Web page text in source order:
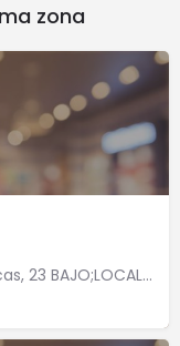
zona
Servicio a Domicilio Calle Islas Británicas, 23 BAJO;LOCAL 28034 Madrid